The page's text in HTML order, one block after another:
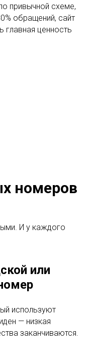
привычной схеме,
обращений, сайт
главная ценность
номеров
И у каждого
или
используют
— низкая
заканчиваются.